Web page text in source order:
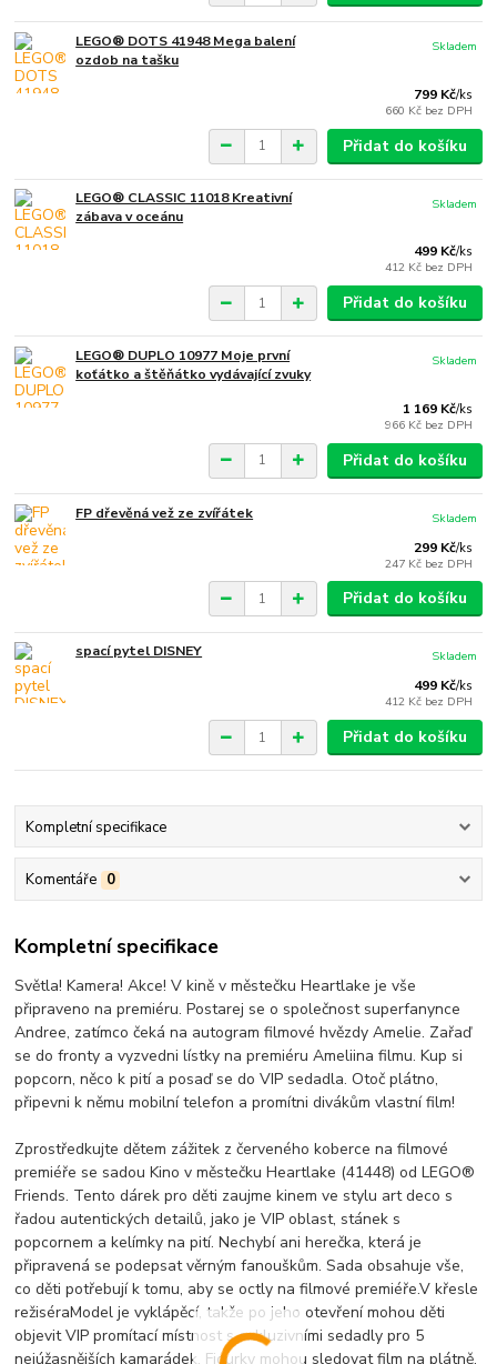
LEGO® DOTS 41948 Mega balení
ozdob na tašku
799 Kč/ks
660 Kč bez DPH
Skladem
Přidat do košíku
LEGO® CLASSIC 11018 Kreativní
zábava v oceánu
499 Kč/ks
412 Kč bez DPH
Skladem
Přidat do košíku
LEGO® DUPLO 10977 Moje první
koťátko a štěňátko vydávající zvuky
1 169 Kč/ks
966 Kč bez DPH
Skladem
Přidat do košíku
FP dřevěná vež ze zvířátek
299 Kč/ks
247 Kč bez DPH
Skladem
Přidat do košíku
spací pytel DISNEY
499 Kč/ks
412 Kč bez DPH
Skladem
Přidat do košíku
Kompletní specifikace
Komentáře 0
Kompletní specifikace
Světla! Kamera! Akce! V kině v městečku Heartlake je vše
připraveno na premiéru. Postarej se o společnost superfanynce
Andree, zatímco čeká na autogram filmové hvězdy Amelie. Zařaď
se do fronty a vyzvedni lístky na premiéru Ameliina filmu. Kup si
popcorn, něco k pití a posaď se do VIP sedadla. Otoč plátno,
připevni k němu mobilní telefon a promítni divákům vlastní film!
Zprostředkujte dětem zážitek z červeného koberce na filmové
premiéře se sadou Kino v městečku Heartlake (41448) od LEGO®
Friends. Tento dárek pro děti zaujme kinem ve stylu art deco s
řadou autentických detailů, jako je VIP oblast, stánek s
popcornem a kelímky na pití. Nechybí ani herečka, která je
připravená se podepsat věrným fanouškům. Sada obsahuje vše,
co děti potřebují k tomu, aby se octly na filmové premiéře.V křesle
režiséraModel je vyklápěcí, takže po jeho otevření mohou děti
objevit VIP promítací místnost s exkluzivními sedadly pro 5
nejúžasnějších kamarádek. Figurky mohou sledovat film na plátně,